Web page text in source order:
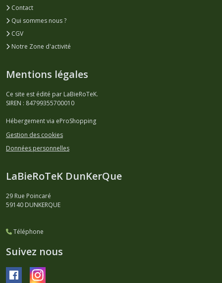
Contact
Qui sommes nous ?
CGV
Notre Zone d'activité
Mentions légales
Ce site est édité par LaBieRoTeK.
SIREN : 84799355700010
Hébergement via eProShopping
Gestion des cookies
Données personnelles
LaBieRoTeK DunKerQue
29 Rue Poincaré
59140 DUNKERQUE
Téléphone
Suivez nous